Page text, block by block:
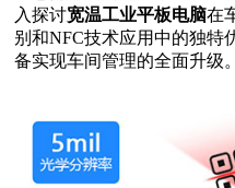
入探讨宽温工业平板电脑在
别和NFC技术应用中的独特
备实现车间管理的全面升级。